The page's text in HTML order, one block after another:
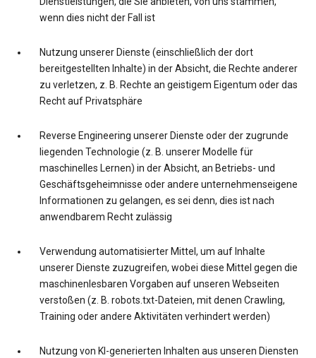
wenn dies nicht der Fall ist
Nutzung unserer Dienste (einschließlich der dort
bereitgestellten Inhalte) in der Absicht, die Rechte anderer
zu verletzen, z. B. Rechte an geistigem Eigentum oder das
Recht auf Privatsphäre
Reverse Engineering unserer Dienste oder der zugrunde
liegenden Technologie (z. B. unserer Modelle für
maschinelles Lernen) in der Absicht, an Betriebs- und
Geschäftsgeheimnisse oder andere unternehmenseigene
Informationen zu gelangen, es sei denn, dies ist nach
anwendbarem Recht zulässig
Verwendung automatisierter Mittel, um auf Inhalte
unserer Dienste zuzugreifen, wobei diese Mittel gegen die
maschinenlesbaren Vorgaben auf unseren Webseiten
verstoßen (z. B. robots.txt-Dateien, mit denen Crawling,
Training oder andere Aktivitäten verhindert werden)
Nutzung von KI-generierten Inhalten aus unseren Diensten